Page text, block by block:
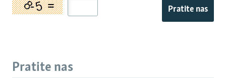
Pratite nas
Pratite nas